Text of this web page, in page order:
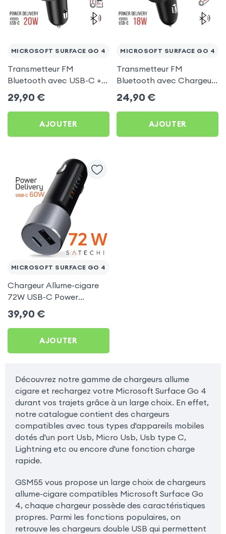
MICROSOFT SURFACE GO 4
Transmetteur FM
Bluetooth avec USB-C +
USB pour Microsoft
Surface Go 4
29,90 €
AJOUTER
MICROSOFT SURFACE GO 4
Transmetteur FM
Bluetooth avec Chargeur
Allume Cigare USB / USB-
C, C2 - Noir pour
Microsoft Surface Go 4
24,90 €
AJOUTER
MICROSOFT SURFACE GO 4
Chargeur Allume-cigare
72W USB-C Power
Delivery + USB, Satechi -
Gris Sidéral pour
Microsoft Surface Go 4
39,90 €
AJOUTER
Découvrez notre gamme de chargeurs allume
cigare et rechargez votre Microsoft Surface Go 4
durant vos trajets grâce à un large choix. En effet,
notre catalogue contient des chargeurs
compatibles avec tous types d'appareils mobiles
dotés d'un port Usb, Micro Usb, Usb type C,
Lightning etc ou encore d'une fonction charge
rapide.
GSM55 vous propose un large choix de chargeurs
allume-cigare compatibles Microsoft Surface Go
4, chaque chargeur possède des caractéristiques
propres. Parmi les fonctions populaires, on
retrouve les chargeurs double USB qui permettent